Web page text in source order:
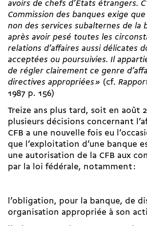
avoirs de chefs d’Etats étrangers.
Commission des banques exige
non des services subalternes de la
après avoir pesé toutes les
relations d’affaires aussi délicates
acceptées ou poursuivies. Il
de régler clairement ce genre
directives appropriées» (cf.
1987 p. 156)
Treize ans plus tard, soit en août
plusieurs décisions concernant
CFB a une nouvelle fois eu
que l’exploitation d’une banque
une autorisation de la CFB aux
par la loi fédérale, notamment :
l’obligation, pour la banque, de
organisation appropriée à son